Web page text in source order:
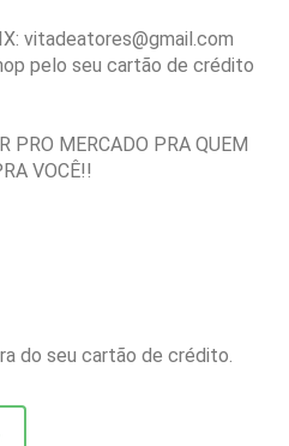
vitadeatores@gmail.com
pelo seu cartão de crédito
PRO MERCADO PRA QUEM
VOCÊ!!
do seu cartão de crédito.